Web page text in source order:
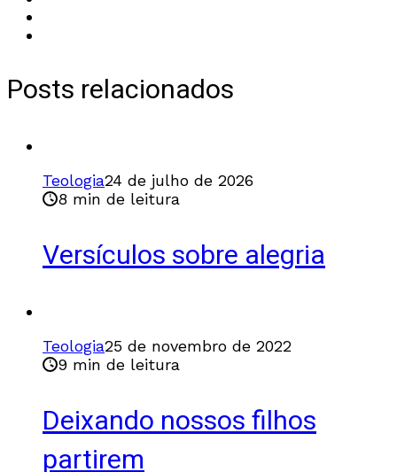
Posts relacionados
Teologia24 de julho de 2026
8 min de leitura
Versículos sobre alegria
Teologia25 de novembro de 2022
9 min de leitura
Deixando nossos filhos
partirem